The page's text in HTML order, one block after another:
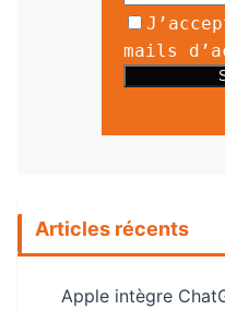
mails
Articles récents
Apple intègre